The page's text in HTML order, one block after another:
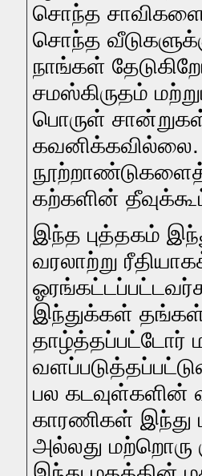
சொந்த
சொந்த
நாங்கள்
சமஸ்கிருதம்
பொருள்
கவனிக்கவில்லை.
நூற்றாண்டுகளைத்
கற்களின்
இந்த புத்தகம்
வரலாற்று
இந்துக்கள்
தாழ்த்தப்பட்டோர்
பல கடவுள்களின்
காரணிகள் இந்து
அல்லது மற்றொரு